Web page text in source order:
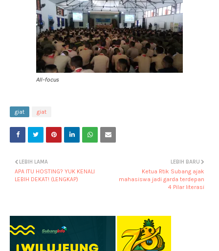
All-focus
giat giat
LEBIH BARU
Ketua Rtik Subang ajak
mahasiswa jadi garda terdepan
4 Pilar literasi
LEBIH LAMA
APA ITU HOSTING? YUK KENALI
LEBIH DEKAT! (LENGKAP)